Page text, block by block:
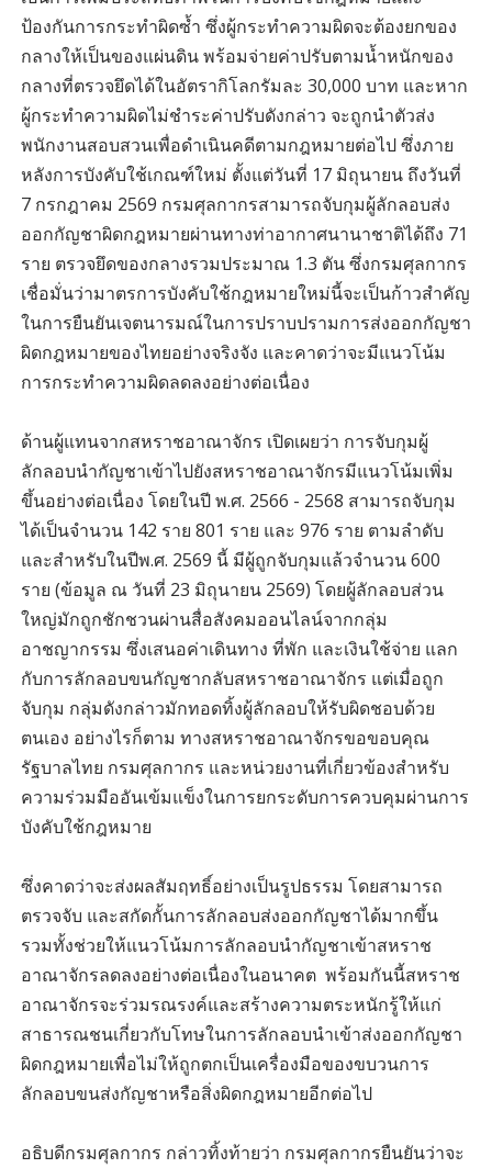
ป้องกันการกระทำผิดซ้ำ ซึ่งผู้กระทำความผิดจะต้องยกของ
กลางให้เป็นของแผ่นดิน พร้อมจ่ายค่าปรับตามน้ำหนักของ
กลางที่ตรวจยึดได้ในอัตรากิโลกรัมละ 30,000 บาท และหาก
ผู้กระทำความผิดไม่ชำระค่าปรับดังกล่าว จะถูกนำตัวส่ง
พนักงานสอบสวนเพื่อดำเนินคดีตามกฎหมายต่อไป ซึ่งภาย
หลังการบังคับใช้เกณฑ์ใหม่ ตั้งแต่วันที่ 17 มิถุนายน ถึงวันที่
7 กรกฎาคม 2569 กรมศุลกากรสามารถจับกุมผู้ลักลอบส่ง
ออกกัญชาผิดกฎหมายผ่านทางท่าอากาศนานาชาติได้ถึง 71
ราย ตรวจยึดของกลางรวมประมาณ 1.3 ตัน ซึ่งกรมศุลกากร
เชื่อมั่นว่ามาตรการบังคับใช้กฎหมายใหม่นี้จะเป็นก้าวสำคัญ
ในการยืนยันเจตนารมณ์ในการปราบปรามการส่งออกกัญชา
ผิดกฎหมายของไทยอย่างจริงจัง และคาดว่าจะมีแนวโน้ม
การกระทำความผิดลดลงอย่างต่อเนื่อง
ด้านผู้แทนจากสหราชอาณาจักร เปิดเผยว่า การจับกุมผู้
ลักลอบนำกัญชาเข้าไปยังสหราชอาณาจักรมีแนวโน้มเพิ่ม
ขึ้นอย่างต่อเนื่อง โดยในปี พ.ศ. 2566 - 2568 สามารถจับกุม
ได้เป็นจำนวน 142 ราย 801 ราย และ 976 ราย ตามลำดับ
และสำหรับในปีพ.ศ. 2569 นี้ มีผู้ถูกจับกุมแล้วจำนวน 600
ราย (ข้อมูล ณ วันที่ 23 มิถุนายน 2569) โดยผู้ลักลอบส่วน
ใหญ่มักถูกชักชวนผ่านสื่อสังคมออนไลน์จากกลุ่ม
อาชญากรรม ซึ่งเสนอค่าเดินทาง ที่พัก และเงินใช้จ่าย แลก
กับการลักลอบขนกัญชากลับสหราชอาณาจักร แต่เมื่อถูก
จับกุม กลุ่มดังกล่าวมักทอดทิ้งผู้ลักลอบให้รับผิดชอบด้วย
ตนเอง อย่างไรก็ตาม ทางสหราชอาณาจักรขอขอบคุณ
รัฐบาลไทย กรมศุลกากร และหน่วยงานที่เกี่ยวข้องสำหรับ
ความร่วมมืออันเข้มแข็งในการยกระดับการควบคุมผ่านการ
บังคับใช้กฎหมาย
ซึ่งคาดว่าจะส่งผลสัมฤทธิ์อย่างเป็นรูปธรรม โดยสามารถ
ตรวจจับ และสกัดกั้นการลักลอบส่งออกกัญชาได้มากขึ้น
รวมทั้งช่วยให้แนวโน้มการลักลอบนำกัญชาเข้าสหราช
อาณาจักรลดลงอย่างต่อเนื่องในอนาคต พร้อมกันนี้สหราช
อาณาจักรจะร่วมรณรงค์และสร้างความตระหนักรู้ให้แก่
สาธารณชนเกี่ยวกับโทษในการลักลอบนำเข้าส่งออกกัญชา
ผิดกฎหมายเพื่อไม่ให้ถูกตกเป็นเครื่องมือของขบวนการ
ลักลอบขนส่งกัญชาหรือสิ่งผิดกฎหมายอีกต่อไป
อธิบดีกรมศุลกากร กล่าวทิ้งท้ายว่า กรมศุลกากรยืนยันว่าจะ